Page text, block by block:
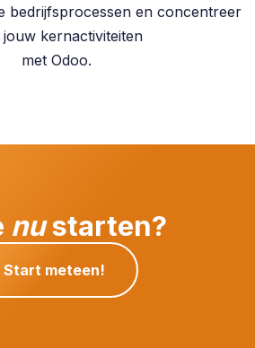
bedrijfsprocessen en concentreer
kernactiviteiten
met Odoo.
nustarten?
Start meteen!